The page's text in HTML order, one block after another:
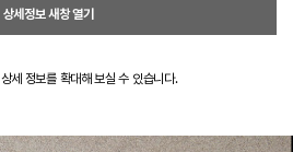
상세정보 새창 열기
상세 정보를 확대해 보실 수 있습니다.